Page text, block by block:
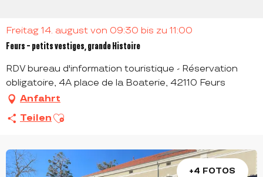
Freitag 14. august von 09:30 bis zu 11:00
Feurs - petits vestiges, grande Histoire
RDV bureau d'information touristique - Réservation
obligatoire, 4A place de la Boaterie, 42110 Feurs
Anfahrt
Teilen Ajouter aux favoris
+4 FOTOS